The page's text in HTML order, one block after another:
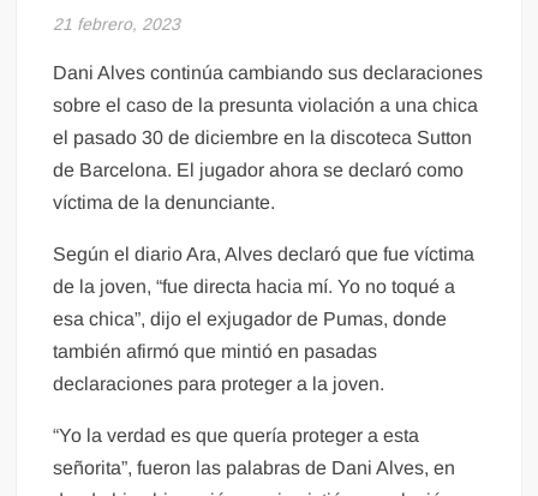
21 febrero, 2023
Dani Alves continúa cambiando sus declaraciones
sobre el caso de la presunta violación a una chica
el pasado 30 de diciembre en la discoteca Sutton
de Barcelona. El jugador ahora se declaró como
víctima de la denunciante.
Según el diario Ara, Alves declaró que fue víctima
de la joven, “fue directa hacia mí. Yo no toqué a
esa chica”, dijo el exjugador de Pumas, donde
también afirmó que mintió en pasadas
declaraciones para proteger a la joven.
“Yo la verdad es que quería proteger a esta
señorita”, fueron las palabras de Dani Alves, en